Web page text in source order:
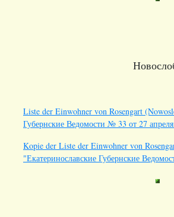
Liste der Einwohner von Rosengart
Губернские Ведомости № 33 от 27
Kopie der Liste der Einwohner von
"Екатеринославские Губернские